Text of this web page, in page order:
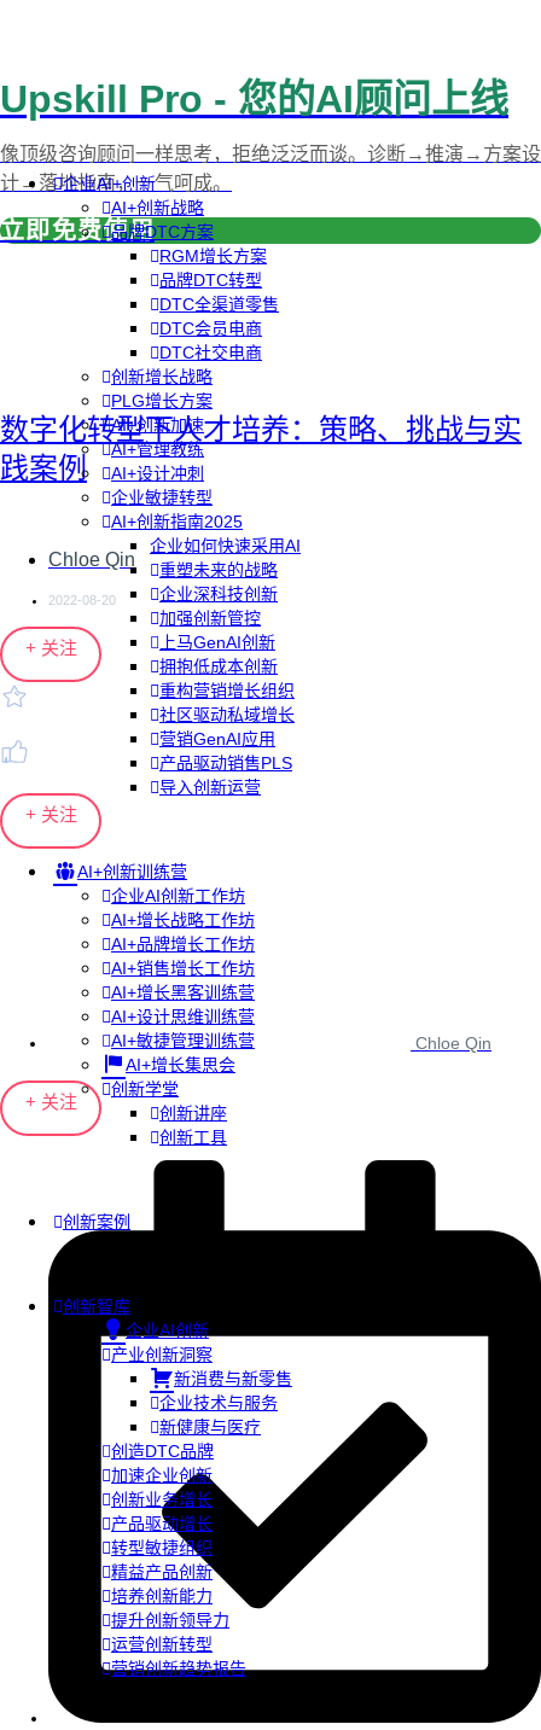
企业AI+创新
AI+创新战略
品牌DTC方案
RGM增长方案
品牌DTC转型
DTC全渠道零售
DTC会员电商
DTC社交电商
创新增长战略
PLG增长方案
AI+创新加速
AI+管理教练
AI+设计冲刺
企业敏捷转型
AI+创新指南2025
企业如何快速采用AI
重塑未来的战略
企业深科技创新
加强创新管控
上马GenAI创新
拥抱低成本创新
重构营销增长组织
社区驱动私域增长
营销GenAI应用
产品驱动销售PLS
导入创新运营
AI+创新训练营
企业AI创新工作坊
AI+增长战略工作坊
AI+品牌增长工作坊
AI+销售增长工作坊
AI+增长黑客训练营
AI+设计思维训练营
AI+敏捷管理训练营
AI+增长集思会
创新学堂
创新讲座
创新工具
创新案例
创新智库
企业AI创新
产业创新洞察
新消费与新零售
企业技术与服务
新健康与医疗
创造DTC品牌
加速企业创新
创新业务增长
产品驱动增长
转型敏捷组织
精益产品创新
培养创新能力
提升创新领导力
运营创新转型
营销创新趋势报告
Upskill Pro - 您的AI顾问上线
像顶级咨询顾问一样思考，拒绝泛泛而谈。诊断→推演→方案设
计→落地指南，一气呵成。
立即免费使用
数字化转型下人才培养：策略、挑战与实
践案例
Chloe Qin
2022-08-20
+ 关注
+ 关注
Chloe Qin
+ 关注